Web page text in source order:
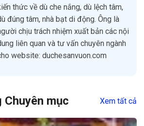
thức về dù che nắng, dù lệch tâm,
đúng tâm, nhà bạt di động. Ông là
chịu trách nhiệm xuất bản các nội
liên quan và tư vấn chuyên ngành
website: duchesanvuon.com
Chuyên mục Xem tất cả